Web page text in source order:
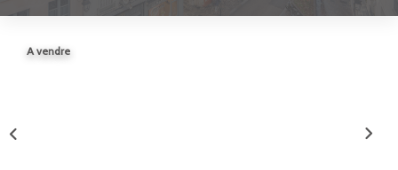
ENTREPRISES
A vendre